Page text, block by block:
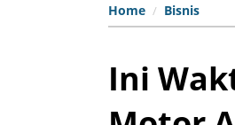
Home Bisnis
Ini